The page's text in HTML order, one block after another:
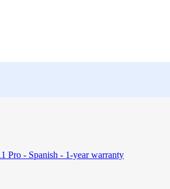
Pro - Spanish - 1-year warranty